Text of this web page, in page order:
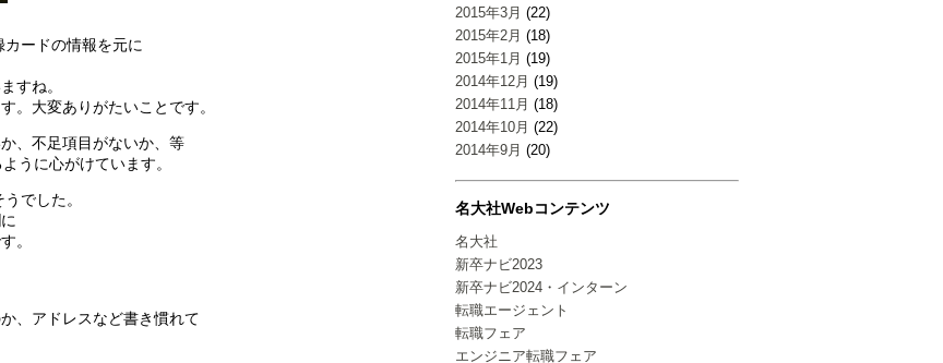
2015年3月 (22)
2015年2月 (18)
2015年1月 (19)
2014年12月 (19)
2014年11月 (18)
2014年10月 (22)
2014年9月 (20)
名大社Webコンテンツ
名大社
新卒ナビ2023
新卒ナビ2024・インターン
転職エージェント
転職フェア
エンジニア転職フェア
ードの情報を元に
すね。
。大変ありがたいことです。
、不足項目がないか、等
うに心がけています。
でした。
。
、アドレスなど書き慣れて